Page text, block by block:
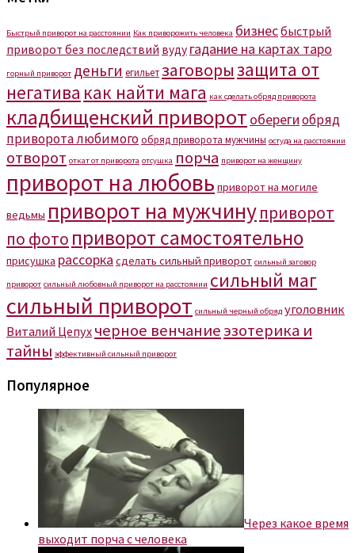
Быстрый приворот на расстоянии Как приворожить человека бизнесбыстрый
приворот без последствий вуду гадание на картах таро
горный приворот деньги егильетзаговорызащита от
негатива как найти мага как сделать обряд приворота
кладбищенский приворот оберегиобряд
приворота любимогообряд приворота мужчины остуда на расстоянии
отворот откат от приворота отсушка порча приворот на женщину
приворот на любовь приворот на могиле
ведьмы приворот на мужчинуприворот
по фото приворот самостоятельно
присушка рассорка сделать сильный приворот сильный заговор
приворот сильный любовный приворот на расстоянии сильный маг
сильный приворот сильный черный обряд уголовник
Виталий Цепух черное венчаниеэзотерика и
тайны эффективный сильный приворот
Популярное
Через какое время
выходит порча с человека